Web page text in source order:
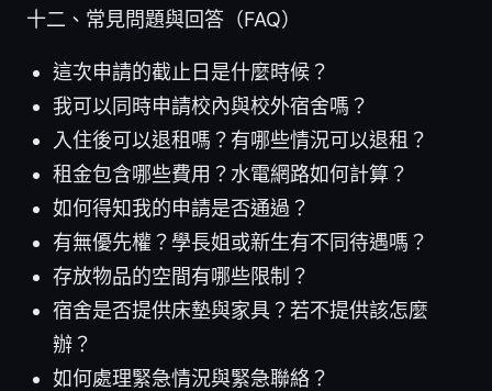
十二、常見問題與回答（FAQ）
這次申請的截止日是什麼時候？
我可以同時申請校內與校外宿舍嗎？
入住後可以退租嗎？有哪些情況可以退租？
租金包含哪些費用？水電網路如何計算？
如何得知我的申請是否通過？
有無優先權？學長姐或新生有不同待遇嗎？
存放物品的空間有哪些限制？
宿舍是否提供床墊與家具？若不提供該怎麼
辦？
如何處理緊急情況與緊急聯絡？